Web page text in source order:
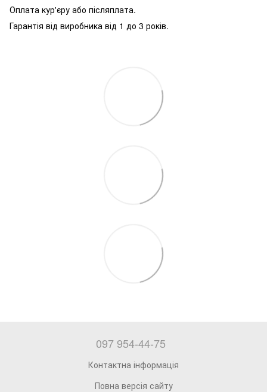
Оплата кур'єру або післяплата.
Гарантія від виробника від 1 до 3 років.
097 954-44-75
Контактна інформація
Повна версія сайту